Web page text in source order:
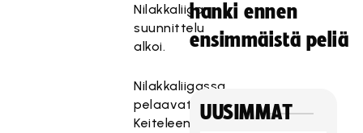
Nilakkaliigan
suunnittelu
alkoi.
Nilakkaliigassa
pelaavat
Keiteleen,
hanki ennen
ensimmäistä peliä
UUSIMMAT